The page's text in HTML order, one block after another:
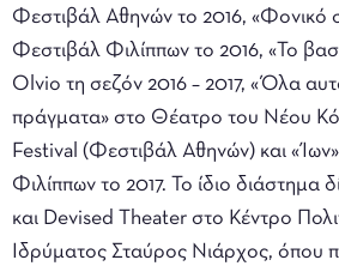
Φεστιβάλ Αθηνών το 2016, «Φονικό
Φεστιβάλ Φιλίππων το 2016, «Το
Olvio τη σεζόν 2016 – 2017, «Όλα
πράγματα» στο Θέατρο του Νέου
Festival (Φεστιβάλ Αθηνών) και
Φιλίππων το 2017. Το ίδιο
και Devised Theater στο Κέντρο
Ιδρύματος Σταύρος Νιάρχος, όπου